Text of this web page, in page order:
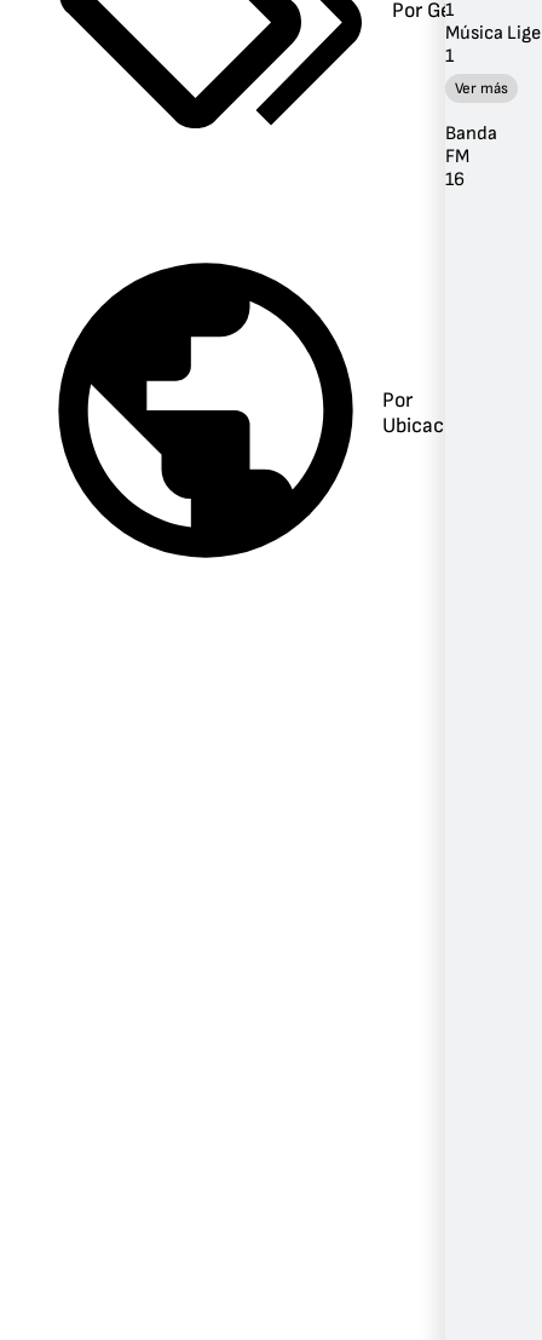
Por Género
Por
Ubicación
1
Música
1
Ver más
Banda
FM
16